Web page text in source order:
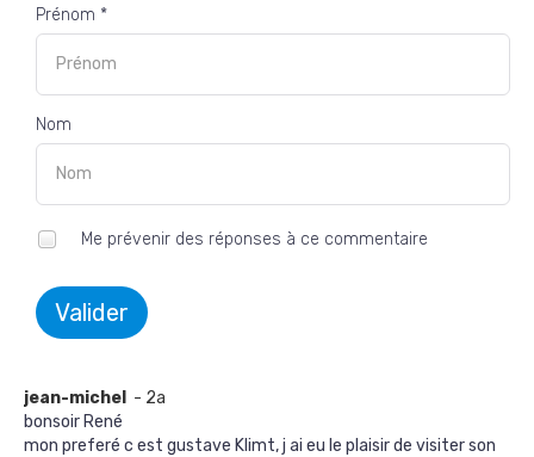
Prénom *
Nom
Me prévenir des réponses à ce commentaire
Valider
jean-michel
- 2a
bonsoir René
mon preferé c est gustave Klimt, j ai eu le plaisir de visiter son